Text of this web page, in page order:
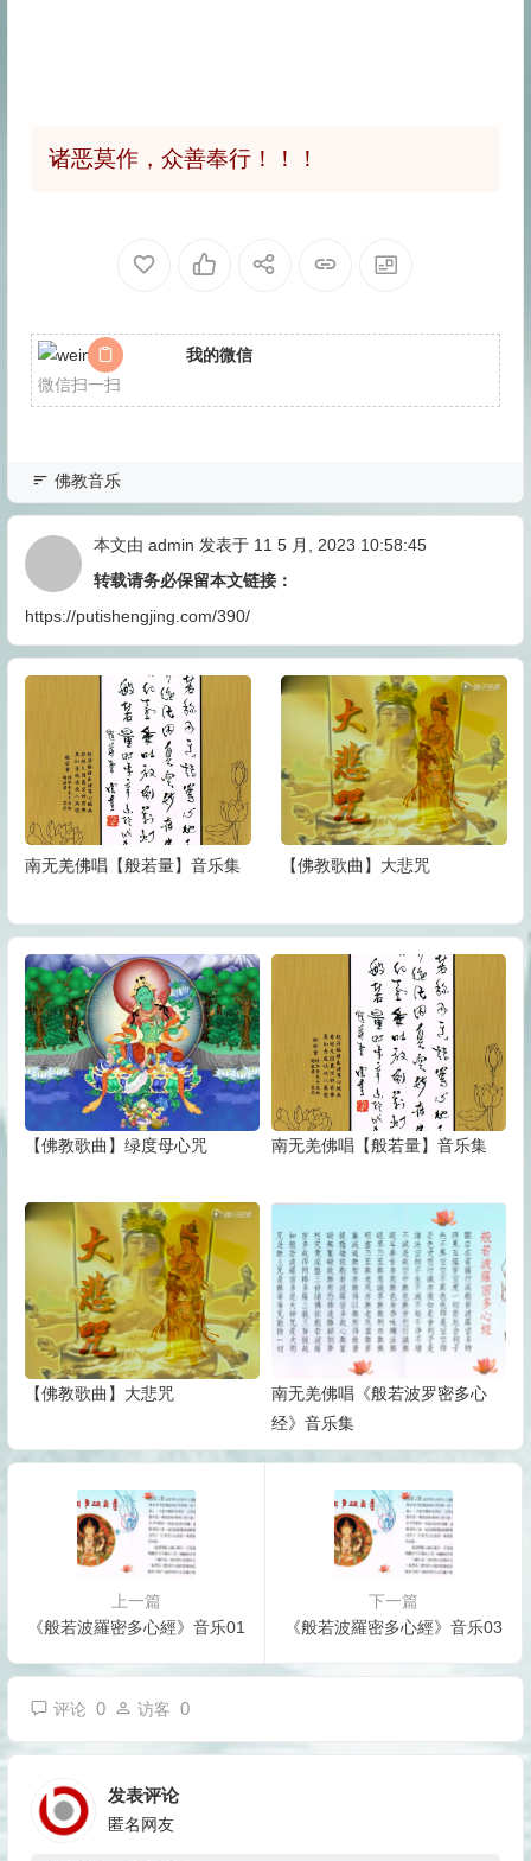
诸恶莫作，众善奉行！！！
我的微信
微信扫一扫
佛教音乐
本文由 admin 发表于 11 5 月, 2023 10:58:45
转载请务必保留本文链接：
https://putishengjing.com/390/
南无羌佛唱【般若量】音乐集 【佛教歌曲】大悲咒
【佛教歌曲】绿度母心咒 南无羌佛唱【般若量】音乐集
【佛教歌曲】大悲咒
南无羌佛唱《般若波罗密多心
经》音乐集
上一篇
《般若波羅密多心經》音乐01
下一篇
《般若波羅密多心經》音乐03
评论 0 访客 0
发表评论
匿名网友